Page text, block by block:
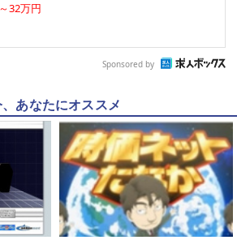
32万円
Sponsored by
あなたにオススメ